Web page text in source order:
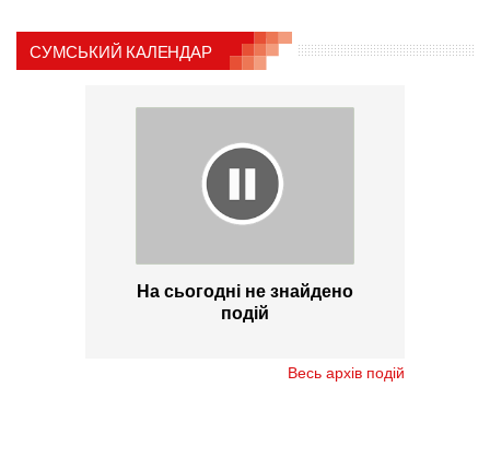
СУМСЬКИЙ КАЛЕНДАР
На сьогодні не знайдено
подій
Весь архів подій